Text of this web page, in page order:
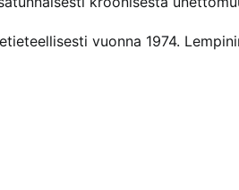
0
vuonna 1974.